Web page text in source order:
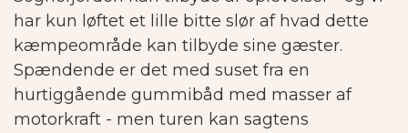
har kun løftet et lille bitte slør af hvad dette
kæmpeområde kan tilbyde sine gæster.
Spændende er det med suset fra en
hurtiggående gummibåd med masser af
motorkraft - men turen kan sagtens